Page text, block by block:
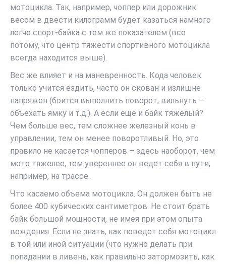
мотоцикла. Так, например, чоппер или дорожник
весом в двести килограмм будет казаться намного
легче спорт-байка с тем же показателем (все
потому, что центр тяжести спортивного мотоцикла
всегда находится выше).
Вес же влияет и на маневренность. Кода человек
только учится ездить, часто он скован и излишне
напряжен (боится выполнить поворот, вильнуть —
объехать ямку и т.д.). А если еще и байк тяжелый?
Чем больше вес, тем сложнее железный конь в
управлении, тем он менее поворотливый. Но, это
правило не касается чопперов – здесь наоборот, чем
мото тяжелее, тем увереннее он ведет себя в пути,
например, на трассе.
Что касаемо объема мотоцикла. Он должен быть не
более 400 кубических сантиметров. Не стоит брать
байк большой мощности, не имея при этом опыта
вождения. Если не знать, как поведет себя мотоцикл
в той или иной ситуации (что нужно делать при
попадании в ливень, как правильно затормозить, как